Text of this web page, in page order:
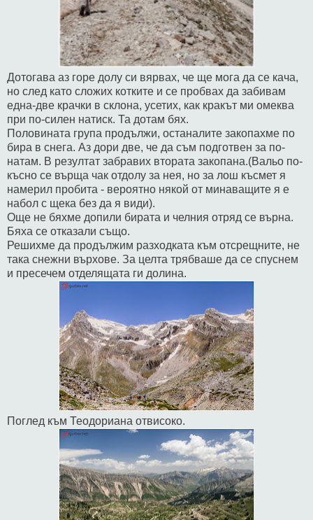
Дотогава аз горе долу си вярвах, че ще мога да се кача,
но след като сложих котките и се пробвах да забивам
една-две крачки в склона, усетих, как кракът ми омеква
при по-силен натиск. Та дотам бях.
Половината група продължи, останалите закопахме по
бира в снега. Аз дори две, че да съм подготвен за по-
натам. В резултат забравих втората закопана.(Вальо по-
късно се върща чак отдолу за нея, но за лош късмет я
намерил пробита - вероятно някой от минаващите я е
набол с щека без да я види).
Още не бяхме допили бирата и челния отряд се върна.
Бяха се отказали също.
Решихме да продължим разходката към отсрещните, не
така снежни върхове. За целта трябваше да се спуснем
и пресечем отделящата ги долина.
Поглед към Теодориана отвисоко.